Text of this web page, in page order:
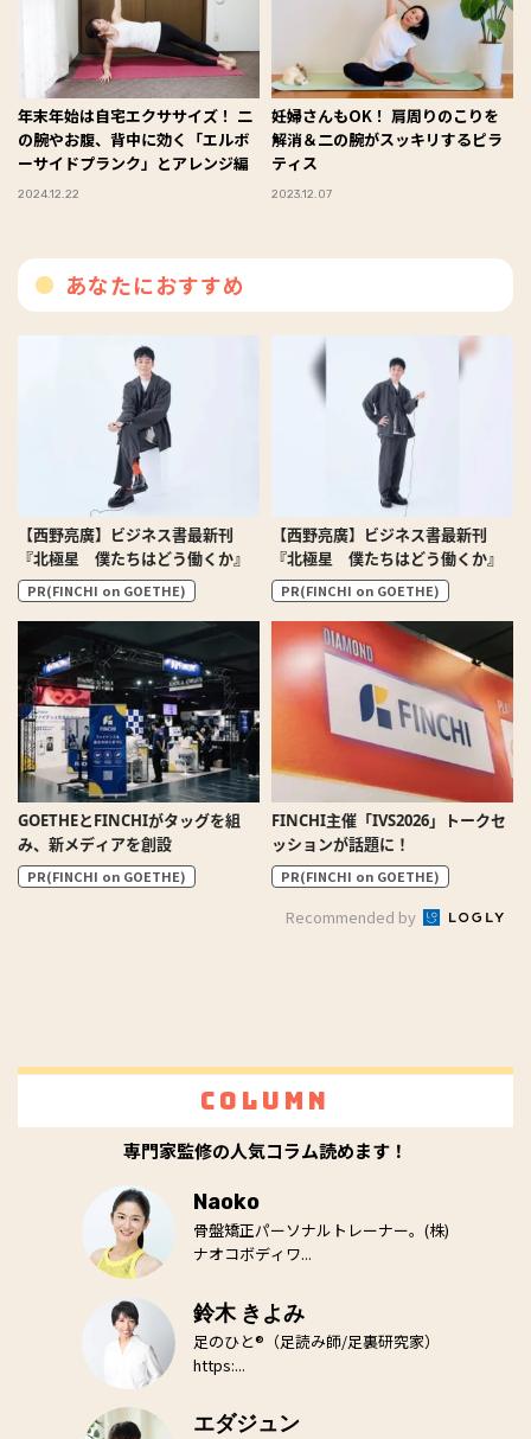
年末年始は自宅エクササイズ！ 二
の腕やお腹、背中に効く「エルボ
ーサイドプランク」とアレンジ編
2024.12.22
妊婦さんもOK！ 肩周りのこりを
解消＆二の腕がスッキリするピラ
ティス
2023.12.07
あなたにおすすめ
【西野亮廣】ビジネス書最新刊
『北極星 僕たちはどう働くか』
PR(FINCHI on GOETHE)
【西野亮廣】ビジネス書最新刊
『北極星 僕たちはどう働くか』
PR(FINCHI on GOETHE)
GOETHEとFINCHIがタッグを組
み、新メディアを創設
PR(FINCHI on GOETHE)
FINCHI主催「IVS2026」トークセ
ッションが話題に！
PR(FINCHI on GOETHE)
Recommended by
Column
専門家監修の人気コラム読めます！
Naoko
骨盤矯正パーソナルトレーナー。(株)
ナオコボディワ...
鈴木 きよみ
足のひと®（足読み師/足裏研究家）
https:...
エダジュン